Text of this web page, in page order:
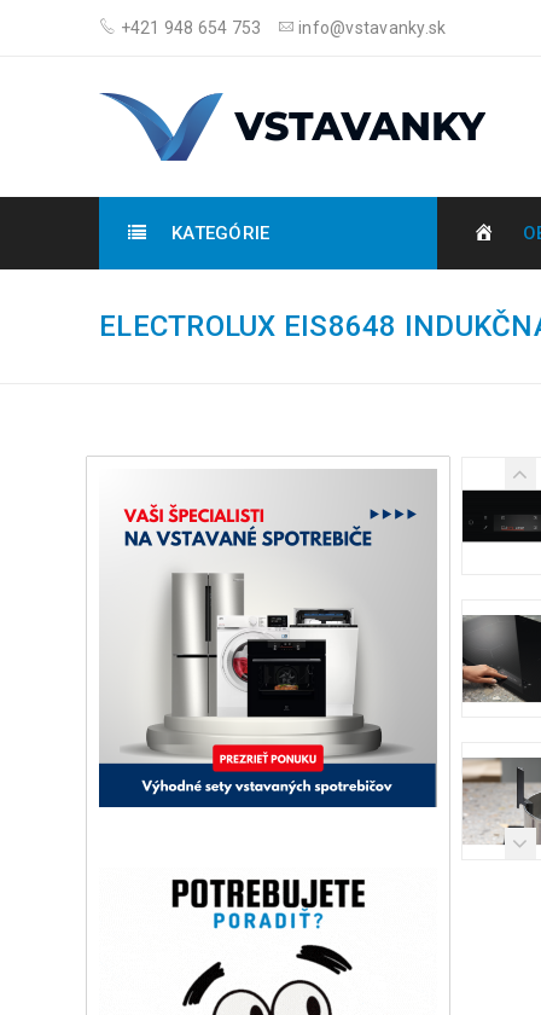
+421 948 654 753 info@vstavanky.sk
KATEGÓRIE
ELECTROLUX EIS8648